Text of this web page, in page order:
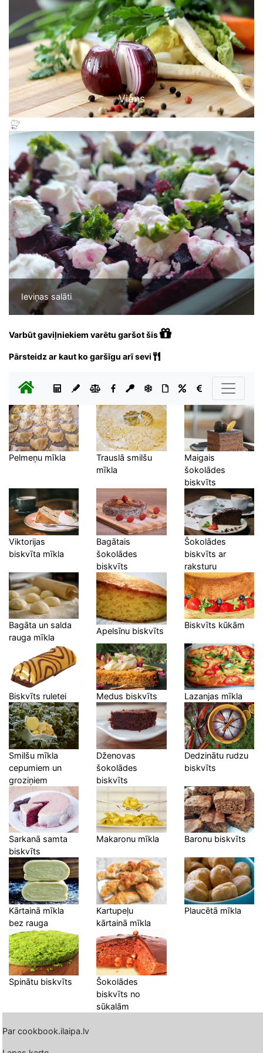
Viens
Ieviņas salāti
Varbūt gaviļniekiem varētu garšot šis
Pārsteidz ar kaut ko garšīgu arī sevi
Pelmeņu mīkla
Trauslā smilšu
mīkla
Maigais
šokolādes
biskvīts
Viktorijas
biskvīta mīkla
Bagātais
šokolādes
biskvīts
Šokolādes
biskvīts ar
raksturu
Bagāta un salda
rauga mīkla
Apelsīnu biskvīts
Biskvīts kūkām
Biskvīts ruletei Medus biskvīts Lazanjas mīkla
Smilšu mīkla
cepumiem un
groziņiem
Dženovas
šokolādes
biskvīts
Dedzinātu rudzu
biskvīts
Sarkanā samta
biskvīts
Makaronu mīkla Baronu biskvīts
Kārtainā mīkla
bez rauga
Kartupeļu
kārtainā mīkla
Plaucētā mīkla
Spinātu biskvīts
Šokolādes
biskvīts no
sūkalām
Par cookbook.ilaipa.lv